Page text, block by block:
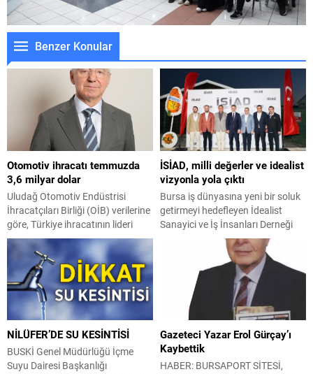
Benzer Konular
Otomotiv ihracatı temmuzda
3,6 milyar dolar
Uludağ Otomotiv Endüstrisi
İhracatçıları Birliği (OİB) verilerine
göre, Türkiye ihracatının lideri
otomotiv endüstrisinin temmuz
ayı ihracatı 3 milyar 586 milyon
dolar olarak gerçekleşti. Türkiye
ihracatında birinci sıradaki yerini
koruyan endüstrinin toplam
ihracattan aldığı pay ise yüzde 14
oldu. Yılın ilk yedi ayında otomotiv
endüstrisi ihracatı ise 24,4 milyar
dolar barajını...
İSİAD, milli değerler ve idealist
vizyonla yola çıktı
Bursa iş dünyasına yeni bir soluk
getirmeyi hedefleyen İdealist
Sanayici ve İş İnsanları Derneği
(İSİAD), Ürünlü Atlı Spor Kulübü
Tesisleri’nde düzenlenen kuruluş
organizasyonu ile ekonomi
dünyasına ‘merhaba’ dedi.
Derneğin milli değerlerle
harmanlanmış vizyonunun ilan
edildiği organizasyona, MHP
Genel Sekreteri ve Bursa
Milletvekili İsmet Büyükataman,
MHP Bursa Milletvekili Fevzi
NİLÜFER’DE SU KESİNTİSİ
BUSKİ Genel Müdürlüğü İçme
Suyu Dairesi Başkanlığı
Gazeteci Yazar Erol Gürçay’ı
Kaybettik
HABER: BURSAPORT SİTESİ,